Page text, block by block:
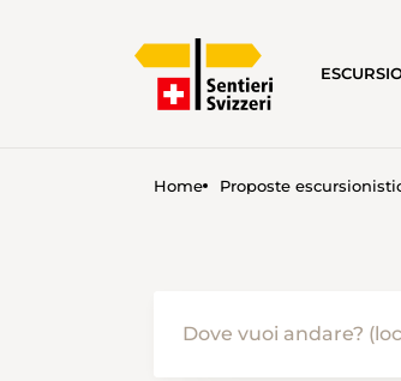
Home Proposte